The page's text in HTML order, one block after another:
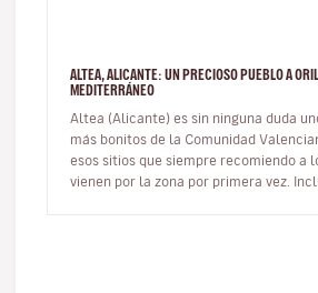
ALTEA, ALICANTE: UN PRECIOSO PUEBLO A
MEDITERRÁNEO
Altea (Alicante) es sin ninguna duda
más bonitos de la Comunidad
esos sitios que siempre recomiendo a
vienen por la zona por primera vez.